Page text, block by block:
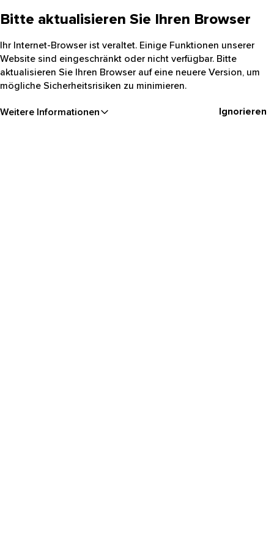
Bitte aktualisieren Sie Ihren Browser
Ihr Internet-Browser ist veraltet. Einige Funktionen unserer
Website sind eingeschränkt oder nicht verfügbar. Bitte
aktualisieren Sie Ihren Browser auf eine neuere Version, um
mögliche Sicherheitsrisiken zu minimieren.
Weitere Informationen Ignorieren